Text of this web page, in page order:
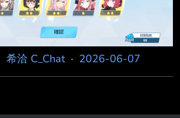
CftmV1f.gif -- 趕緊發錢儲值一下
回來 我以為金
希洽 C_Chat· 2026-06-07